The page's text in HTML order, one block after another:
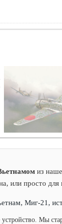
из
или просто
Миг-21,
Мы